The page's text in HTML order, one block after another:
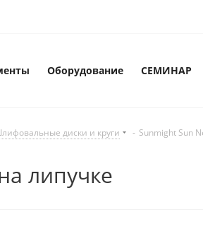
Оборудование СЕМИНАР
диски и круги - Sunmight Sun
липучке